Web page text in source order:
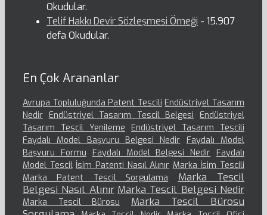
Okudular.
Telif Hakkı Devir Sözleşmesi Örneği - 15.907
defa Okudular.
En Çok Arananlar
Avrupa Topluluğunda Patent Tescili Endüstriyel Tasarım
Nedir Endüstriyel Tasarım Tescil Belgesi
Endüstriyel
Tasarım Tescil Yenileme
Endüstriyel Tasarım Tescili
Faydalı Model Başvuru Belgesi Nedir
Faydalı Model
Başvuru Formu
Faydalı Model Belgesi Nedir Faydalı
Model Tescil İsim Patenti Nasıl Alınır Marka İsim Tescili
Marka Patent Tescil Sorgulama
Marka Tescil
Belgesi Nasıl Alınır Marka Tescil Belgesi Nedir
Marka Tescil Bürosu
Marka Tescil Bürosu